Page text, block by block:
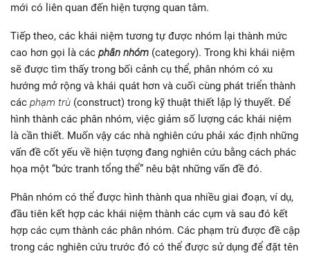
mới có liên quan đến hiện tượng quan tâm.
Tiếp theo, các khái niệm tương tự được nhóm lại thành mức
cao hơn gọi là các phân nhóm (category). Trong khi khái niệm
sẽ được tìm thấy trong bối cảnh cụ thể, phân nhóm có xu
hướng mở rộng và khái quát hơn và cuối cùng phát triển thành
các phạm trù (construct) trong kỹ thuật thiết lập lý thuyết. Để
hình thành các phân nhóm, việc giảm số lượng các khái niệm
là cần thiết. Muốn vậy các nhà nghiên cứu phải xác định những
vấn đề cốt yếu về hiện tượng đang nghiên cứu bằng cách phác
họa một “bức tranh tổng thể” nêu bật những vấn đề đó.
Phân nhóm có thể được hình thành qua nhiều giai đoạn, ví dụ,
đầu tiên kết hợp các khái niệm thành các cụm và sau đó kết
hợp các cụm thành các phân nhóm. Các phạm trù được đề cập
trong các nghiên cứu trước đó có thể được sử dụng để đặt tên